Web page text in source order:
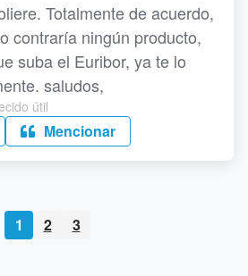
Totalmente de acuerdo,
contraría ningún producto,
suba el Euribor, ya te lo
saludos,
útil
Mencionar
1 2 3